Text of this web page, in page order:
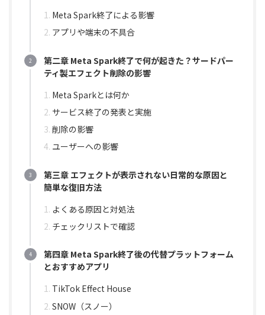
Meta Spark終了による影響
アプリや端末の不具合
第二章 Meta Spark終了で何が起きた？サードパー
ティ製エフェクト削除の影響
Meta Sparkとは何か
サービス終了の発表と実施
削除の影響
ユーザーへの影響
第三章 エフェクトが表示されない日常的な原因と
簡単な復旧方法
よくある原因と対処法
チェックリストで確認
第四章 Meta Spark終了後の代替プラットフォーム
とおすすめアプリ
TikTok Effect House
SNOW（スノー）